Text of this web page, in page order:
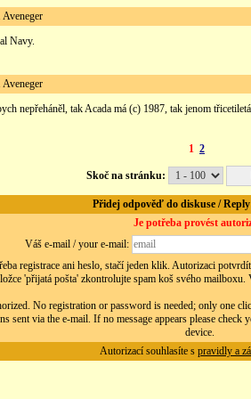
Navy.
nepřeháněl, tak Acada má (c) 1987, tak jenom
1 2
Skoč na stránku:
Přidej odpověď do diskuse /
Je potřeba provést
Váš e-mail / your e-mail:
registrace ani heslo, stačí jeden klik. Autorizaci
'přijatá pošta' zkontrolujte spam koš svého
No registration or password is needed; only one
sent via the e-mail. If no message appears please check
device.
Autorizací souhlasíte s pravidly a